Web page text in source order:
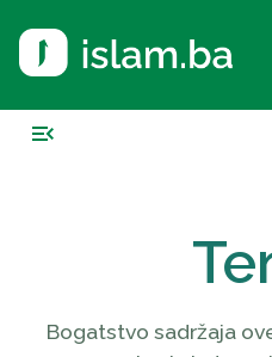
menu_open
Bogatstvo sadržaja